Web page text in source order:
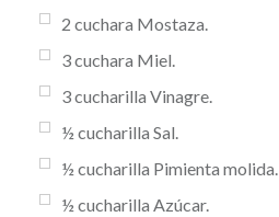
2 cuchara Mostaza.
3cuchara Miel.
3cucharilla Vinagre.
½ cucharilla Sal.
½ cucharilla Pimienta molida.
½ cucharilla Azúcar.